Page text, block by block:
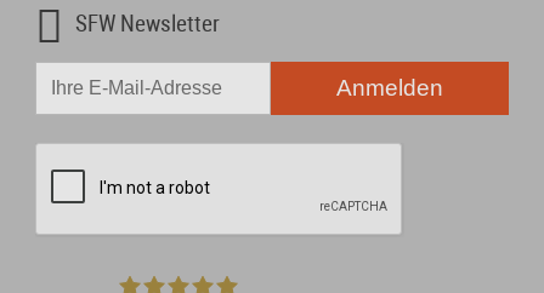
 SFW Newsletter
Anmelden